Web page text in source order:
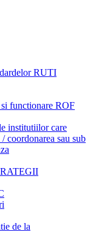
RUTI
functionare ROF
institutiilor care
coordonarea sau sub
de la